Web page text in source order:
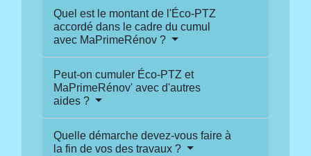
Quel est le montant de l'Éco-PTZ
accordé dans le cadre du cumul
avec MaPrimeRénov ?
Peut-on cumuler Éco-PTZ et
MaPrimeRénov' avec d'autres
aides ?
Quelle démarche devez-vous faire à
la fin de vos des travaux ?